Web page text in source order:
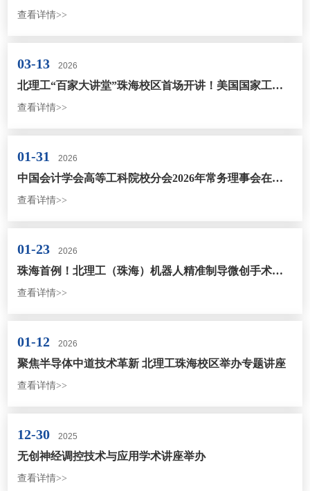
查看详情>>
03-13 2026
北理工“百家大讲堂”珠海校区首场开讲！美国国家工程院院士C. Mohan深度对话师生
查看详情>>
01-31 2026
中国会计学会高等工科院校分会2026年常务理事会在北京理工大学珠海校区举办
查看详情>>
01-23 2026
珠海首例！北理工（珠海）机器人精准制导微创手术成功
查看详情>>
01-12 2026
聚焦半导体中道技术革新 北理工珠海校区举办专题讲座
查看详情>>
12-30 2025
无创神经调控技术与应用学术讲座举办
查看详情>>